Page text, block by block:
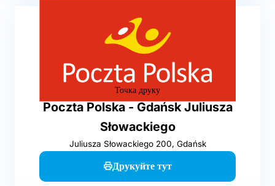
Точка друку
Poczta Polska - Gdańsk Juliusza
Słowackiego
Juliusza Słowackiego 200, Gdańsk
Друкуйте тут